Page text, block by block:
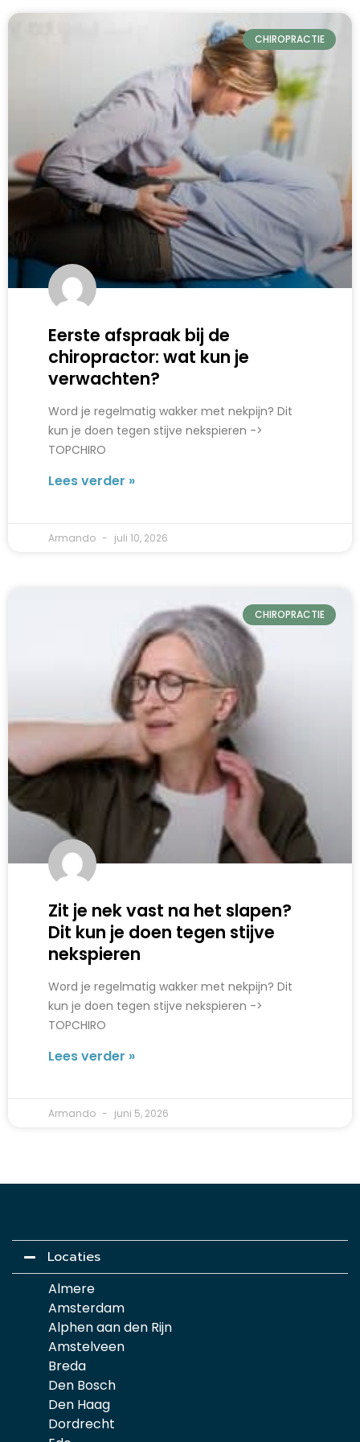
CHIROPRACTIE
Eerste afspraak bij de
chiropractor: wat kun je
verwachten?
Word je regelmatig wakker met nekpijn? Dit
kun je doen tegen stijve nekspieren ->
TOPCHIRO
Lees verder »
Armando juli 10, 2026
CHIROPRACTIE
Zit je nek vast na het slapen?
Dit kun je doen tegen stijve
nekspieren
Word je regelmatig wakker met nekpijn? Dit
kun je doen tegen stijve nekspieren ->
TOPCHIRO
Lees verder »
Armando juni 5, 2026
Locaties
Almere
Amsterdam
Alphen aan den Rijn
Amstelveen
Breda
Den Bosch
Den Haag
Dordrecht